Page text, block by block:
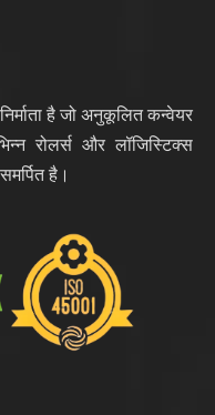
है जो अनुकूलित कन्वेयर
रोलर्स और लॉजिस्टिक्स
है।